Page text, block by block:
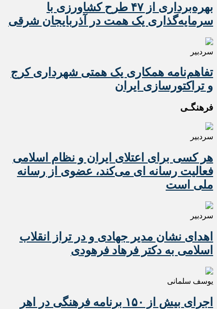
بهره‌برداری از ۴۷ طرح کشاورزی با
سرمایه‌گذاری یک همت در آذربایجان شرقی
سردبیر
تفاهم‌نامه همکاری یک همتی شهرداری کرج
و تراکتورسازی ایران
فرهنگـی
سردبیر
هر کسی برای اعتلای ایران و نظام اسلامی
فعالیت رسانه ای می‌کند، عضوی از رسانه
ملی است
سردبیر
اهدای نشان مدیر جهادی و در تراز انقلاب
اسلامی به دکتر فرهاد فرهودی
یوسف سلمانی
اجرای بیش از ۱۵۰ برنامه فرهنگی در اهر